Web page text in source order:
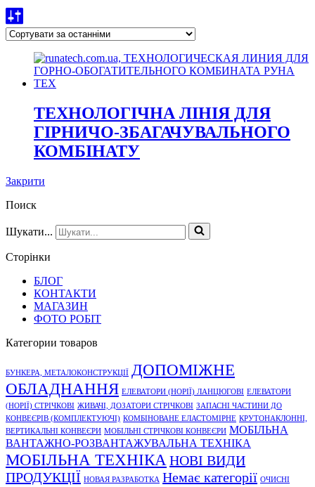
ТЕХНОЛОГІЧНА ЛІНІЯ ДЛЯ
ГІРНИЧО-ЗБАГАЧУВАЛЬНОГО
КОМБІНАТУ
Закрити
Поиск
Шукати...
Сторінки
БЛОГ
КОНТАКТИ
МАГАЗИН
ФОТО РОБІТ
Категории товаров
БУНКЕРА, МЕТАЛОКОНСТРУКЦІЇ ДОПОМІЖНЕ
ОБЛАДНАННЯ ЕЛЕВАТОРИ (НОРІЇ) ЛАНЦЮГОВІ ЕЛЕВАТОРИ
(НОРІЇ) СТРІЧКОВІ ЖИВАЧІ, ДОЗАТОРИ СТРІЧКОВІ ЗАПАСНІ ЧАСТИНИ ДО
КОНВЕЄРІВ (КОМПЛЕКТУЮЧІ) КОМБІНОВАНЕ ЕЛАСТОМІРНЕ КРУТОНАКЛОННІ,
ВЕРТИКАЛЬНІ КОНВЕЄРИ МОБІЛЬНІ СТРІЧКОВІ КОНВЕЄРИ МОБІЛЬНА
ВАНТАЖНО-РОЗВАНТАЖУВАЛЬНА ТЕХНІКА
МОБІЛЬНА ТЕХНІКА НОВІ ВИДИ
ПРОДУКЦІЇ НОВАЯ РАЗРАБОТКА Немає категорії ОЧИСНІ